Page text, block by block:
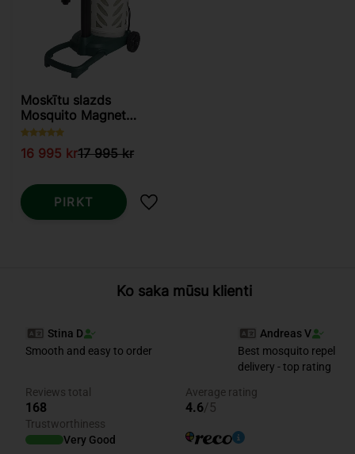
Moskītu slazds
Mosquito Magnet
Executive
16 995 kr17 995kr
Pievienot vēlmjām
PIRKT
Ko saka mūsu klienti